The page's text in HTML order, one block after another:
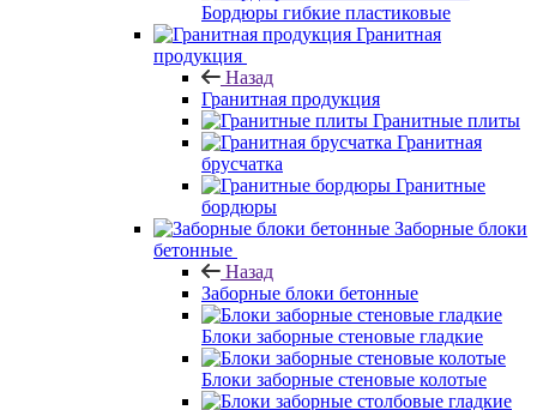
Бордюры гибкие пластиковые
Гранитная
продукция
Назад
Гранитная продукция
Гранитные плиты
Гранитная
брусчатка
Гранитные
бордюры
Заборные блоки
бетонные
Назад
Заборные блоки бетонные
Блоки заборные стеновые гладкие
Блоки заборные стеновые колотые